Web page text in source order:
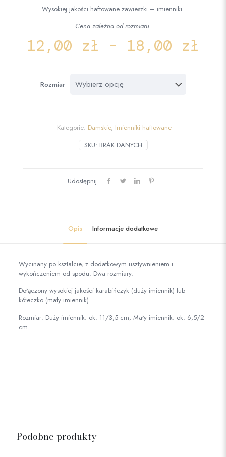
Wysokiej jakości haftowane zawieszki – imienniki.
Cena zależna od rozmiaru.
12,00 zł – 18,00 zł
Rozmiar
SKU: BRAK DANYCH
Kategorie: Damskie, Imienniki haftowane
Udostępnij
Opis Informacje dodatkowe
Wycinany po kształcie, z dodatkowym usztywnieniem i
wykończeniem od spodu. Dwa rozmiary.
Dołączony wysokiej jakości karabińczyk (duży imiennik) lub
kółeczko (mały imiennik).
Rozmiar: Duży imiennik: ok. 11/3,5 cm, Mały imiennik: ok. 6,5/2
cm
Podobne produkty